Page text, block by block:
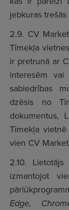
jebkuras
2.9. CV
Tīmekļa
ir pretrunā ar
interesēm vai
sabiedrības
dzēsis no
dokumentus,
Tīmekļa
vien CV
2.10.
izmantojot
Edge,